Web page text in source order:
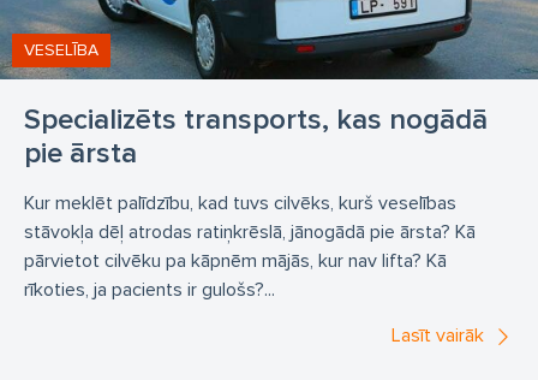
medicīnas darbiniekiem
Medicīniskā palīdzība transportēšanas laikā
specializētais transports cilvēkiem ar īpašām vajadzībām
medicīnas transports
pacienta transportēšana
transports invalīdiem cenas
invalidu transports
Specializēts transports, kas nogādā
pie ārsta
VESELĪBA
Kur meklēt palīdzību, kad tuvs cilvēks, kurš veselības
stāvokļa dēļ atrodas ratiņkrēslā, jānogādā pie ārsta? Kā
pārvietot cilvēku pa kāpnēm mājās, kur nav lifta? Kā
rīkoties, ja pacients ir gulošs?...
Lasīt vairāk